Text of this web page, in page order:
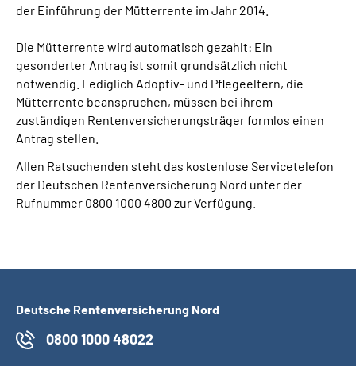
der Einführung der Mütterrente im Jahr 2014.
Die Mütterrente wird automatisch gezahlt: Ein
gesonderter Antrag ist somit grundsätzlich nicht
notwendig. Lediglich Adoptiv- und Pflegeeltern, die
Mütterrente beanspruchen, müssen bei ihrem
zuständigen Rentenversicherungsträger formlos einen
Antrag stellen.
Allen Ratsuchenden steht das kostenlose Servicetelefon
der Deutschen Rentenversicherung Nord unter der
Rufnummer 0800 1000 4800 zur Verfügung.
Deutsche Rentenversicherung Nord
0800 1000 48022